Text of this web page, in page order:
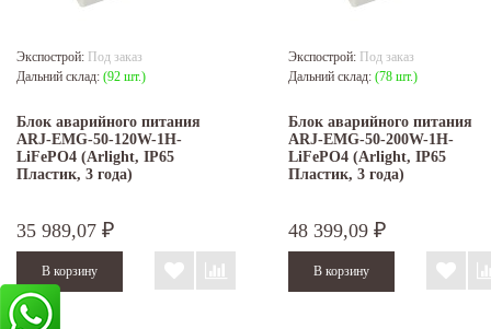
Экспострой: Под заказ
Дальний склад: (92 шт.)
Блок аварийного питания
ARJ-EMG-50-120W-1H-
LiFePO4 (Arlight, IP65
Пластик, 3 года)
35 989,07 ₽
Экспострой: Под заказ
Дальний склад: (78 шт.)
Блок аварийного питания
ARJ-EMG-50-200W-1H-
LiFePO4 (Arlight, IP65
Пластик, 3 года)
48 399,09 ₽